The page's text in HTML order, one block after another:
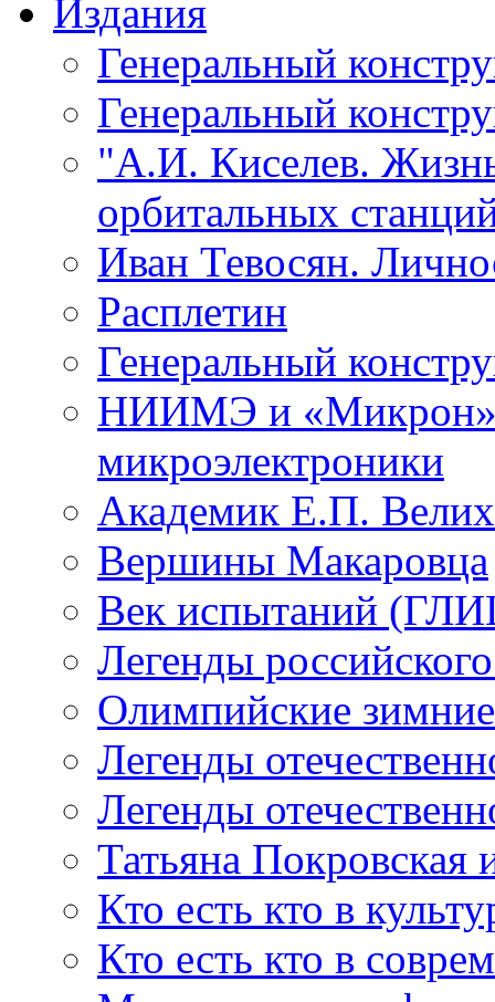
Издания
Генеральный
Генеральный
"А.И. Киселев.
орбитальных
Иван Тевосян.
Расплетин
Генеральный
НИИМЭ и «Микрон»
микроэлектроники
Академик Е.П.
Вершины Макаровца
Век испытаний
Легенды
Олимпийские
Легенды
Легенды
Татьяна Покровская
Кто есть кто в
Кто есть кто в